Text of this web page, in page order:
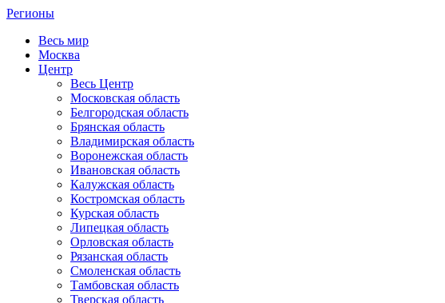
Регионы
Весь мир
Москва
Центр
Весь Центр
Московская область
Белгородская область
Брянская область
Владимирская область
Воронежская область
Ивановская область
Калужская область
Костромская область
Курская область
Липецкая область
Орловская область
Рязанская область
Смоленская область
Тамбовская область
Тверская область